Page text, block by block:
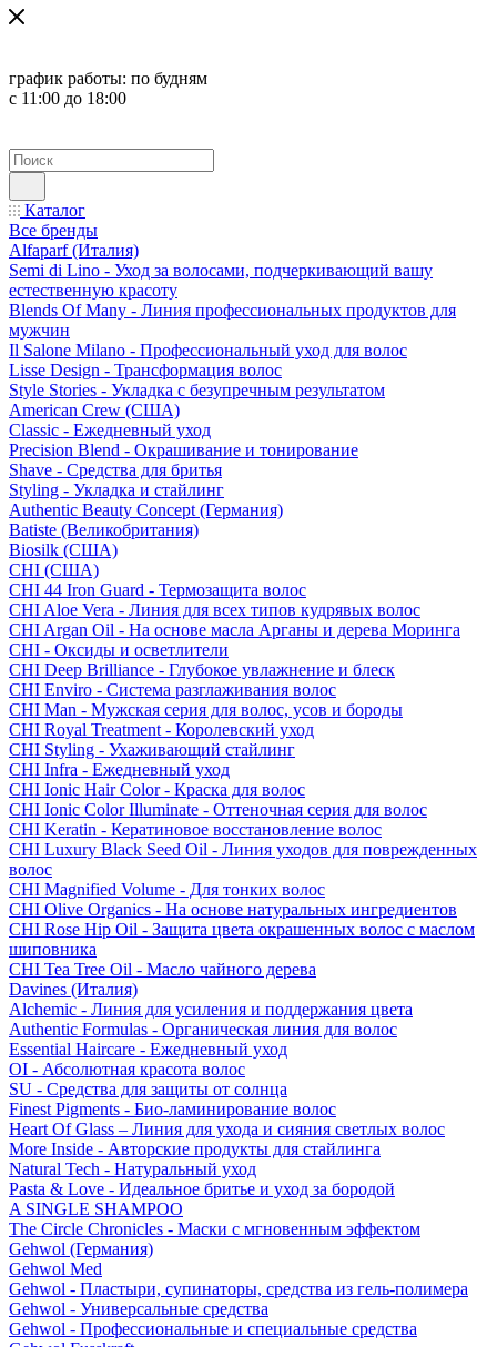
график работы: по будням
с 11:00 до 18:00
Каталог
Все бренды
Alfaparf (Италия)
Semi di Lino - Уход за волосами, подчеркивающий вашу
естественную красоту
Blends Of Many - Линия профессиональных продуктов для
мужчин
Il Salone Milano - Профессиональный уход для волос
Lisse Design - Трансформация волос
Style Stories - Укладка с безупречным результатом
American Crew (США)
Classic - Ежедневный уход
Precision Blend - Окрашивание и тонирование
Shave - Средства для бритья
Styling - Укладка и стайлинг
Authentic Beauty Concept (Германия)
Batiste (Великобритания)
Biosilk (США)
CHI (США)
CHI 44 Iron Guard - Термозащита волос
CHI Aloe Vera - Линия для всех типов кудрявых волос
CHI Argan Oil - На основе масла Арганы и дерева Моринга
CHI - Оксиды и осветлители
CHI Deep Brilliance - Глубокое увлажнение и блеск
CHI Enviro - Система разглаживания волос
CHI Man - Мужская серия для волос, усов и бороды
CHI Royal Treatment - Королевский уход
CHI Styling - Ухаживающий стайлинг
CHI Infra - Ежедневный уход
CHI Ionic Hair Color - Краска для волос
CHI Ionic Color Illuminate - Оттеночная серия для волос
CHI Keratin - Кератиновое восстановление волос
CHI Luxury Black Seed Oil - Линия уходов для поврежденных
волос
CHI Magnified Volume - Для тонких волос
CHI Olive Organics - На основе натуральных ингредиентов
CHI Rose Hip Oil - Защита цвета окрашенных волос с маслом
шиповника
CHI Tea Tree Oil - Масло чайного дерева
Davines (Италия)
Alchemic - Линия для усиления и поддержания цвета
Authentic Formulas - Органическая линия для волос
Essential Haircare - Eжедневный уход
OI - Абсолютная красота волос
SU - Средства для защиты от солнца
Finest Pigments - Био-ламинирование волос
Heart Of Glass – Линия для ухода и сияния светлых волос
More Inside - Авторские продукты для стайлинга
Natural Tech - Натуральный уход
Pasta & Love - Идеальное бритье и уход за бородой
A SINGLE SHAMPOO
The Circle Chronicles - Маски с мгновенным эффектом
Gehwol (Германия)
Gehwol Med
Gehwol - Пластыри, супинаторы, средства из гель-полимера
Gehwol - Универсальные средства
Gehwol - Профессиональные и специальные средства